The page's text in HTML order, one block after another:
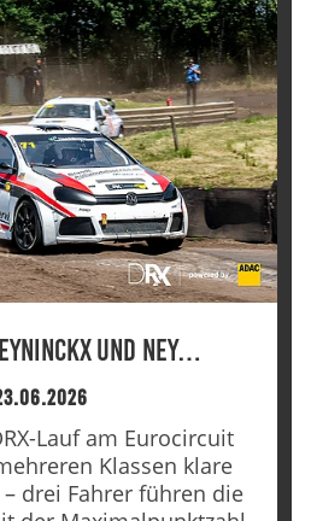
und Ney…
Lauf am Eurocircuit
Klassen klare
drei Fahrer führen die
Informationen zu
der Website.